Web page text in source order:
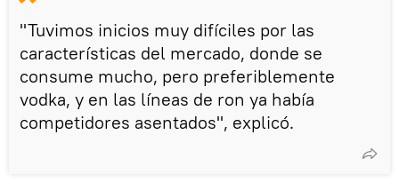
"Tuvimos inicios muy difíciles por las
características del mercado, donde se
consume mucho, pero preferiblemente
vodka, y en las líneas de ron ya había
competidores asentados", explicó.